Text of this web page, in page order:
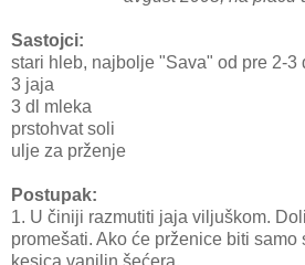
Sastojci:
stari hleb, najbolje "Sava" od pre 2-3
3 jaja
3 dl mleka
prstohvat soli
ulje za prženje
Postupak:
1. U činiji razmutiti jaja viljuškom.
promešati. Ako će prženice biti samo
kesica vanilin šećera.